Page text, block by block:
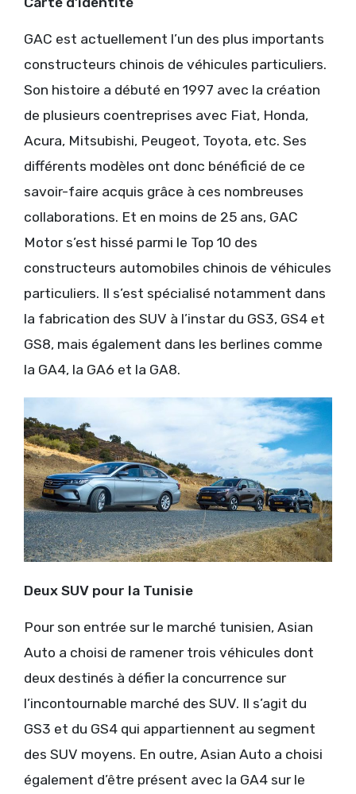
GAC est actuellement l’un des plus importants
constructeurs chinois de véhicules particuliers.
Son histoire a débuté en 1997 avec la création
de plusieurs coentreprises avec Fiat, Honda,
Acura, Mitsubishi, Peugeot, Toyota, etc. Ses
différents modèles ont donc bénéficié de ce
savoir-faire acquis grâce à ces nombreuses
collaborations. Et en moins de 25 ans, GAC
Motor s’est hissé parmi le Top 10 des
constructeurs automobiles chinois de véhicules
particuliers. Il s’est spécialisé notamment dans
la fabrication des SUV à l’instar du GS3, GS4 et
GS8, mais également dans les berlines comme
la GA4, la GA6 et la GA8.
Deux SUV pour la Tunisie
Pour son entrée sur le marché tunisien, Asian
Auto a choisi de ramener trois véhicules dont
deux destinés à défier la concurrence sur
l’incontournable marché des SUV. Il s’agit du
GS3 et du GS4 qui appartiennent au segment
des SUV moyens. En outre, Asian Auto a choisi
également d’être présent avec la GA4 sur le